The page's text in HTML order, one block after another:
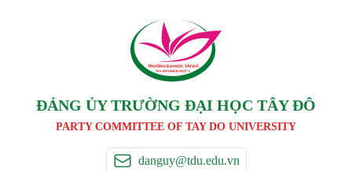
TRƯỜNG ĐẠI HỌC TÂY ĐÔ
TAY DO UNIVERSIT Y
ĐẢNG ỦY TRƯỜNG ĐẠI HỌC TÂY ĐÔ
PARTY COMMITTEE OF TAY DO UNIVERSITY
danguy@tdu.edu.vn